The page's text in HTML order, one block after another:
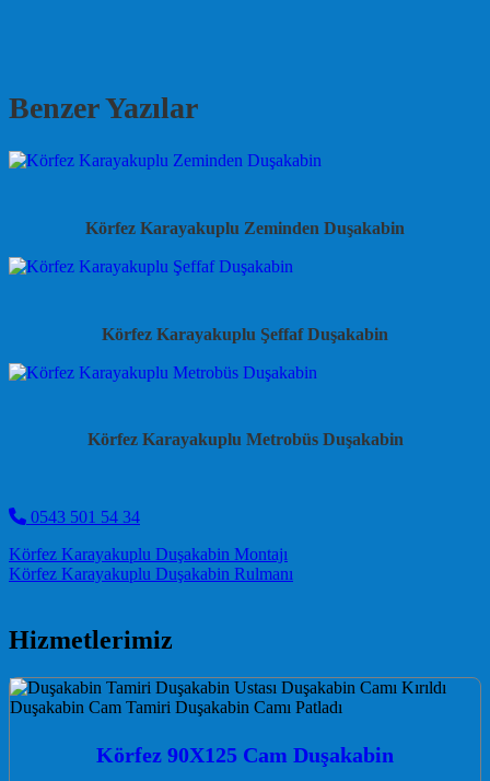
Benzer Yazılar
Körfez Karayakuplu Zeminden Duşakabin
Körfez Karayakuplu Şeffaf Duşakabin
Körfez Karayakuplu Metrobüs Duşakabin
0543 501 54 34
Post navigation
Körfez Karayakuplu Duşakabin Montajı
Körfez Karayakuplu Duşakabin Rulmanı
Hizmetlerimiz
Körfez 90X125 Cam Duşakabin